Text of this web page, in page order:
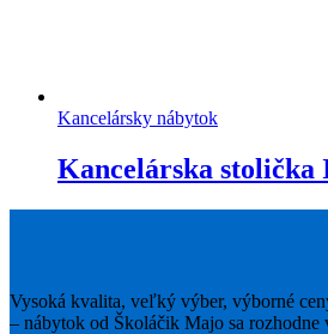
Kancelársky nábytok
Kancelárska stolička
Vysoká kvalita, veľký výber, výborné
– nábytok od Školáčik Majo sa rozhodne